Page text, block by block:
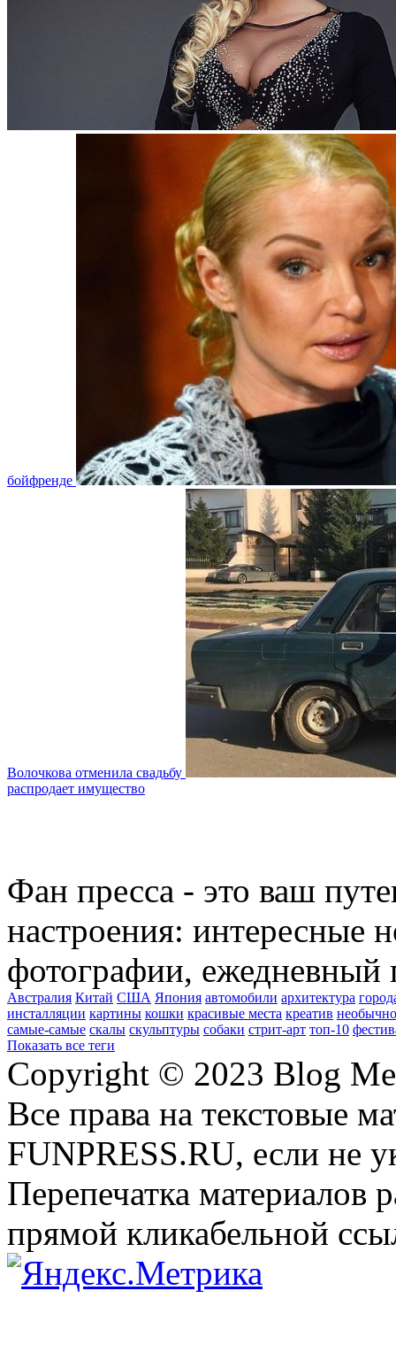
бойфренде
Волочкова отменила свадьбу
распродает имущество
Фан пресса - это ваш
настроения: интересные
фотографии, ежедневный
Австралия Китай США Япония автомобили архитектура
инсталляции картины кошки красивые места креатив
самые-самые скалы скульптуры собаки стрит-арт топ-10
Показать все теги
Copyright © 2023 Blog
Все права на текстовые
FUNPRESS.RU, если не
Перепечатка материалов
прямой кликабельной